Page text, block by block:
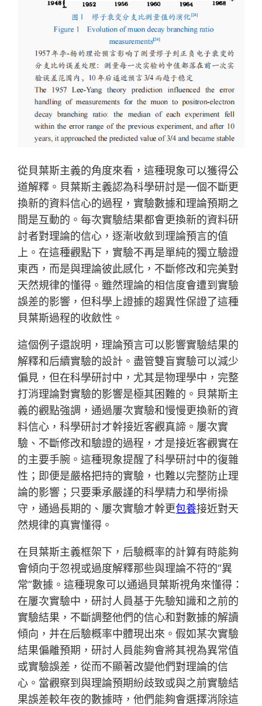
從貝葉斯主義的角度來看，這種現象可以獲得公
道解釋。貝葉斯主義認為科學研討是一個不斷更
換新的資料信心的過程，實驗數據和理論預期之
間是互動的。每次實驗結果都會更換新的資料研
討者對理論的信心，逐漸收斂到理論預言的值
上。在這種觀點下，實驗不再是單純的獨立驗證
東西，而是與理論彼此感化，不斷修改和完美對
天然規律的懂得。雖然理論的相信度會遭到實驗
誤差的影響，但科學上證據的趨異性保證了這種
貝葉斯過程的收斂性。
這個例子還說明，理論預言可以影響實驗結果的
解釋和后續實驗的設計。盡管雙盲實驗可以減少
偏見，但在科學研討中，尤其是物理學中，完整
打消理論對實驗的影響是極其困難的。貝葉斯主
義的觀點強調，通過屢次實驗和慢慢更換新的資
料信心，科學研討才幹接近客觀真諦。屢次實
驗、不斷修改和驗證的過程，才是接近客觀實在
的主要手腕。這種現象提醒了科學研討中的復雜
性；即便是嚴格把持的實驗，也難以完整防止理
論的影響；只要秉承嚴謹的科學精力和學術操
守，通過長期的、屢次實驗才幹更包養接近對天
然規律的真實懂得。
在貝葉斯主義框架下，后驗概率的計算有時能夠
會傾向于忽視或過度解釋那些與理論不符的“異
常”數據。這種現象可以通過貝葉斯視角來懂得：
在屢次實驗中，研討人員基于先驗知識和之前的
實驗結果，不斷調整他們的信心和對數據的解讀
傾向，并在后驗概率中體現出來。假如某次實驗
結果偏離預期，研討人員能夠會將其視為異常值
或實驗誤差，從而不顯著改變他們對理論的信
心。當觀察到與理論預期紛歧致或與之前實驗結
果誤差較年夜的數據時，他們能夠會選擇消除這